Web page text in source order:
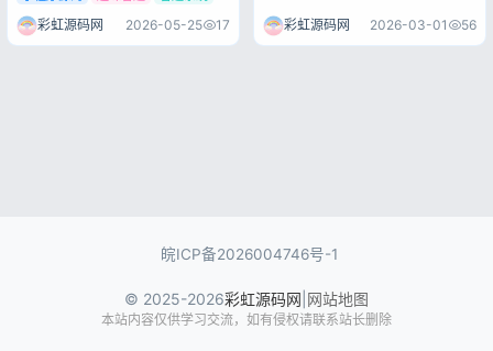
二开。带前端+后台+伪静态规
则+数据库！夺宝答题王小程序
完整源码，主打趣味答题玩法，
彩虹源码网 2026-05-25 17
✨ 源...
彩虹源码网 2026-03-01 56
皖ICP备2026004746号-1
© 2025-2026彩虹源码网 网站地图
本站内容仅供学习交流，如有侵权请联系站长删除